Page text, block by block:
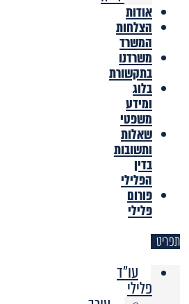
אודות
הצלחות
המשרד
משרדנו
בתקשורת
בלוג
ומידע
משפטי
שאלות
ותשובות
בדין
הפלילי
פורום
פלילי
תפריט
עו"ד
פלילי